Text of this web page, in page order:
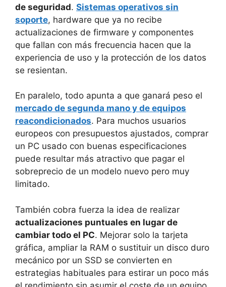
de seguridad. Sistemas operativos sin
soporte, hardware que ya no recibe
actualizaciones de firmware y componentes
que fallan con más frecuencia hacen que la
experiencia de uso y la protección de los datos
se resientan.
En paralelo, todo apunta a que ganará peso el
mercado de segunda mano y de equipos
reacondicionados. Para muchos usuarios
europeos con presupuestos ajustados, comprar
un PC usado con buenas especificaciones
puede resultar más atractivo que pagar el
sobreprecio de un modelo nuevo pero muy
limitado.
También cobra fuerza la idea de realizar
actualizaciones puntuales en lugar de
cambiar todo el PC. Mejorar solo la tarjeta
gráfica, ampliar la RAM o sustituir un disco duro
mecánico por un SSD se convierten en
estrategias habituales para estirar un poco más